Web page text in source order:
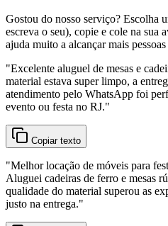
Gostou do nosso serviço? Escolha
escreva o seu), copie e cole na sua
ajuda muito a alcançar mais
"Excelente aluguel de mesas e
material estava super limpo, a
atendimento pelo WhatsApp foi
evento ou festa no RJ."
Copiar texto
"Melhor locação de móveis para
Aluguei cadeiras de ferro e mesas
qualidade do material superou as
justo na entrega."